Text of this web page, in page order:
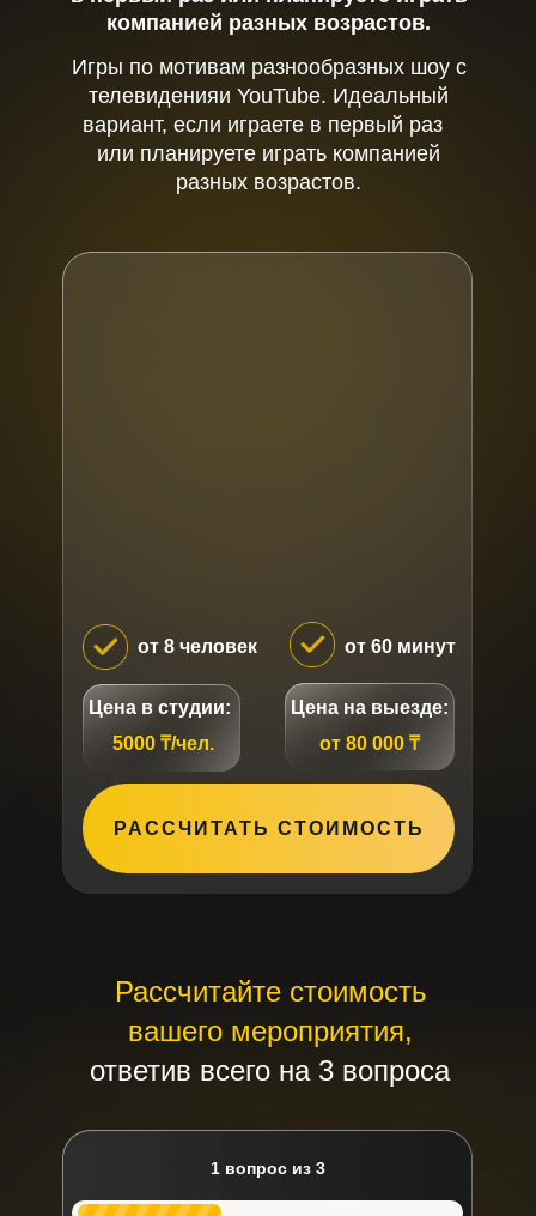
РАССЧИТАТЬ СТОИМОСТЬ
Игры по мотивам разнообразных шоу с
телевиденияи YouTube. Идеальный
вариант, если играете в первый раз
или планируете играть компанией
разных возрастов.
компанией разных возрастов.
Цена в студии:
Цена на выезде:
5000 ₸/чел.
от 80 000 ₸
от 8 человек от 60 минут
Рассчитайте стоимость
вашего мероприятия,
ответив всего на 3 вопроса
1 вопрос из 3